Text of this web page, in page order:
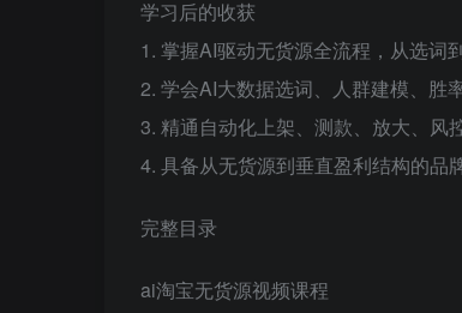
学习后的收获
1. 掌握AI驱动无货源全流程，从选词
2. 学会AI大数据选词、人群建模、胜
3. 精通自动化上架、测款、放大、风
4. 具备从无货源到垂直盈利结构的品
完整目录
ai淘宝无货源视频课程